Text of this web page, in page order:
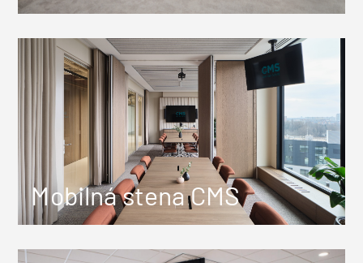
Mobilná stena CMS